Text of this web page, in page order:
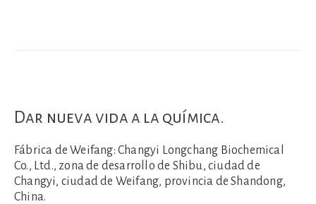
Dar nueva vida a la química.
Fábrica de Weifang: Changyi Longchang Biochemical
Co., Ltd., zona de desarrollo de Shibu, ciudad de
Changyi, ciudad de Weifang, provincia de Shandong,
China.